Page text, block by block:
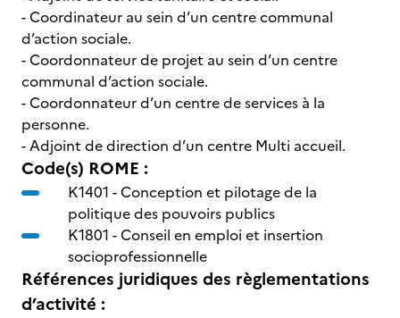
- Coordinateur au sein d’un centre communal
d’action sociale.
- Coordonnateur de projet au sein d’un centre
communal d’action sociale.
- Coordonnateur d’un centre de services à la
personne.
- Adjoint de direction d’un centre Multi accueil.
Code(s) ROME :
K1401 -Conception et pilotage de la
politique des pouvoirs publics
K1801 -Conseil en emploi et insertion
socioprofessionnelle
Références juridiques des règlementations
d’activité :